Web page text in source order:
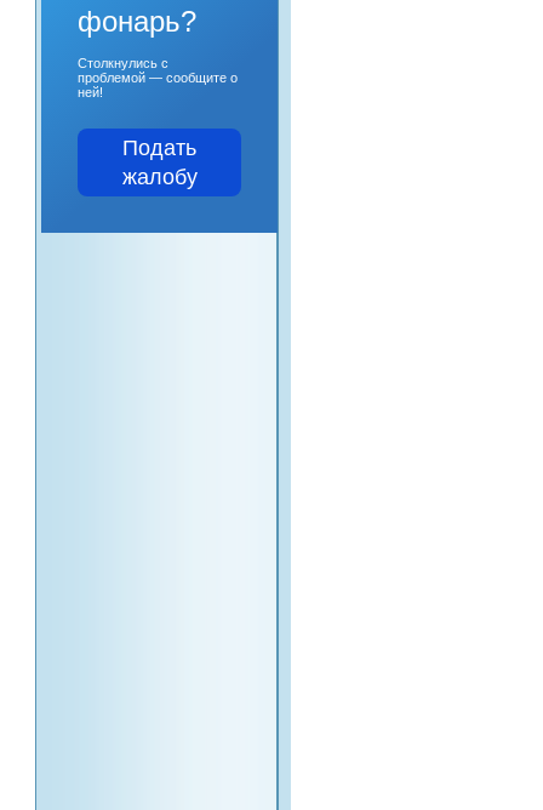
фонарь?
Столкнулись с
проблемой — сообщите о
ней!
Подать
жалобу